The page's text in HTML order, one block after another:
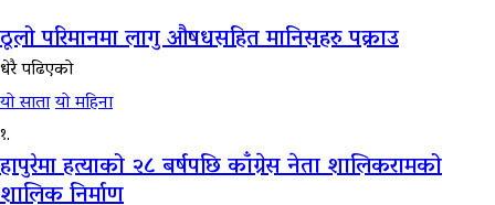
ठूलो परिमानमा लागु औषधसहित मानिसहरु पक्राउ
धेरै पढिएको
यो सातायो महिना
१.
हापुरेमा हत्याको २८ बर्षपछि काँग्रेस नेता शालिकरामको
शालिक निर्माण